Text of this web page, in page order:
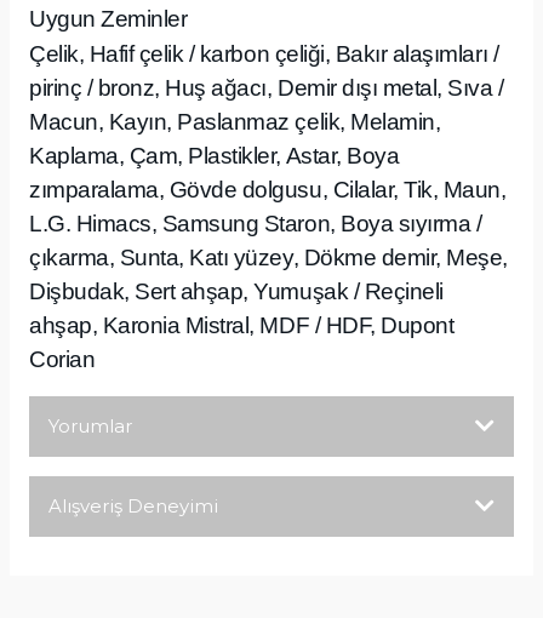
Uygun Zeminler
Çelik, Hafif çelik / karbon çeliği, Bakır alaşımları /
pirinç / bronz, Huş ağacı, Demir dışı metal, Sıva /
Macun, Kayın, Paslanmaz çelik, Melamin,
Kaplama, Çam, Plastikler, Astar, Boya
zımparalama, Gövde dolgusu, Cilalar, Tik, Maun,
L.G. Himacs, Samsung Staron, Boya sıyırma /
çıkarma, Sunta, Katı yüzey, Dökme demir, Meşe,
Dişbudak, Sert ahşap, Yumuşak / Reçineli
ahşap, Karonia Mistral, MDF / HDF, Dupont
Corian
Yorumlar
Alışveriş Deneyimi